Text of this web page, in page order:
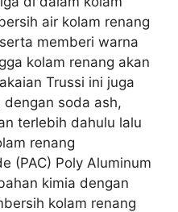
air kolam renang
memberi warna
kolam renang akan
Trussi ini juga
dengan soda ash,
terlebih dahulu lalu
renang
(PAC) Poly Aluminum
kimia dengan
kolam renang